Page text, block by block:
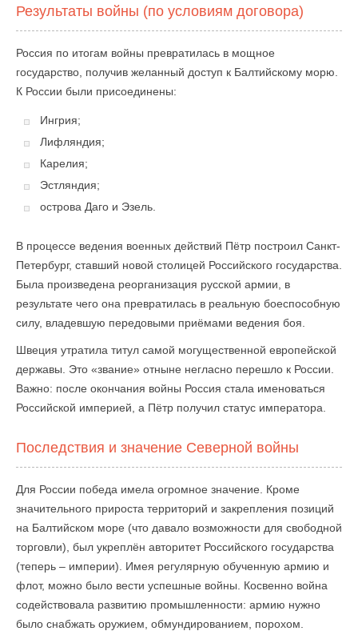
Результаты войны (по условиям договора)
Россия по итогам войны превратилась в мощное
государство, получив желанный доступ к Балтийскому морю.
К России были присоединены:
Ингрия;
Лифляндия;
Карелия;
Эстляндия;
острова Даго и Эзель.
В процессе ведения военных действий Пётр построил Санкт-
Петербург, ставший новой столицей Российского государства.
Была произведена реорганизация русской армии, в
результате чего она превратилась в реальную боеспособную
силу, владевшую передовыми приёмами ведения боя.
Швеция утратила титул самой могущественной европейской
державы. Это «звание» отныне негласно перешло к России.
Важно: после окончания войны Россия стала именоваться
Российской империей, а Пётр получил статус императора.
Последствия и значение Северной войны
Для России победа имела огромное значение. Кроме
значительного прироста территорий и закрепления позиций
на Балтийском море (что давало возможности для свободной
торговли), был укреплён авторитет Российского государства
(теперь – империи). Имея регулярную обученную армию и
флот, можно было вести успешные войны. Косвенно война
содействовала развитию промышленности: армию нужно
было снабжать оружием, обмундированием, порохом.